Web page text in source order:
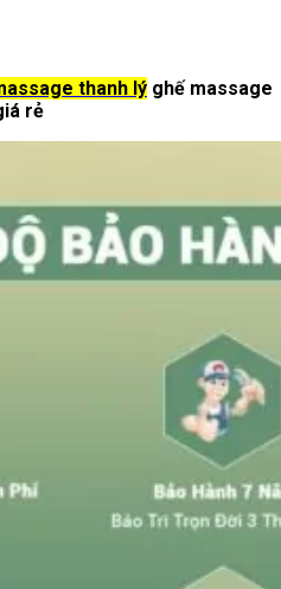
thanh lý ghế massage
rẻ